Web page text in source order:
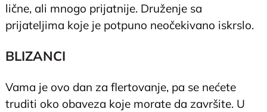
lične, ali mnogo prijatnije. Druženje sa
prijateljima koje je potpuno neočekivano iskrslo.
BLIZANCI
Vama je ovo dan za flertovanje, pa se nećete
truditi oko obaveza koje morate da završite. U